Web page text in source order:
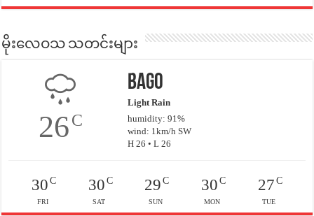
မိုးလေဝသ သတင်းများ
26C
Bago
Light Rain
humidity: 91%
wind: 1km/h SW
H 26 • L 26
30C
FRI
30C
SAT
29 C
SUN
30C
MON
27C
TUE